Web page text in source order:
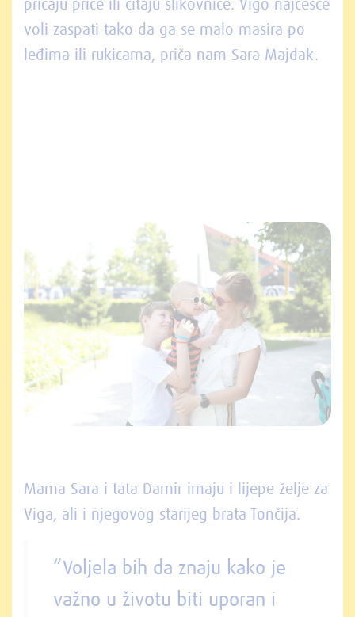
pričaju priče ili čitaju slikovnice. Vigo najčešće
voli zaspati tako da ga se malo masira po
leđima ili rukicama, priča nam Sara Majdak.
Mama Sara i tata Damir imaju i lijepe želje za
Viga, ali i njegovog starijeg brata Tončija.
“Voljela bih da znaju kako je
važno u životu biti uporan i